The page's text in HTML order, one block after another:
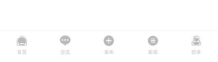
首页 交流 发布 发现 登录